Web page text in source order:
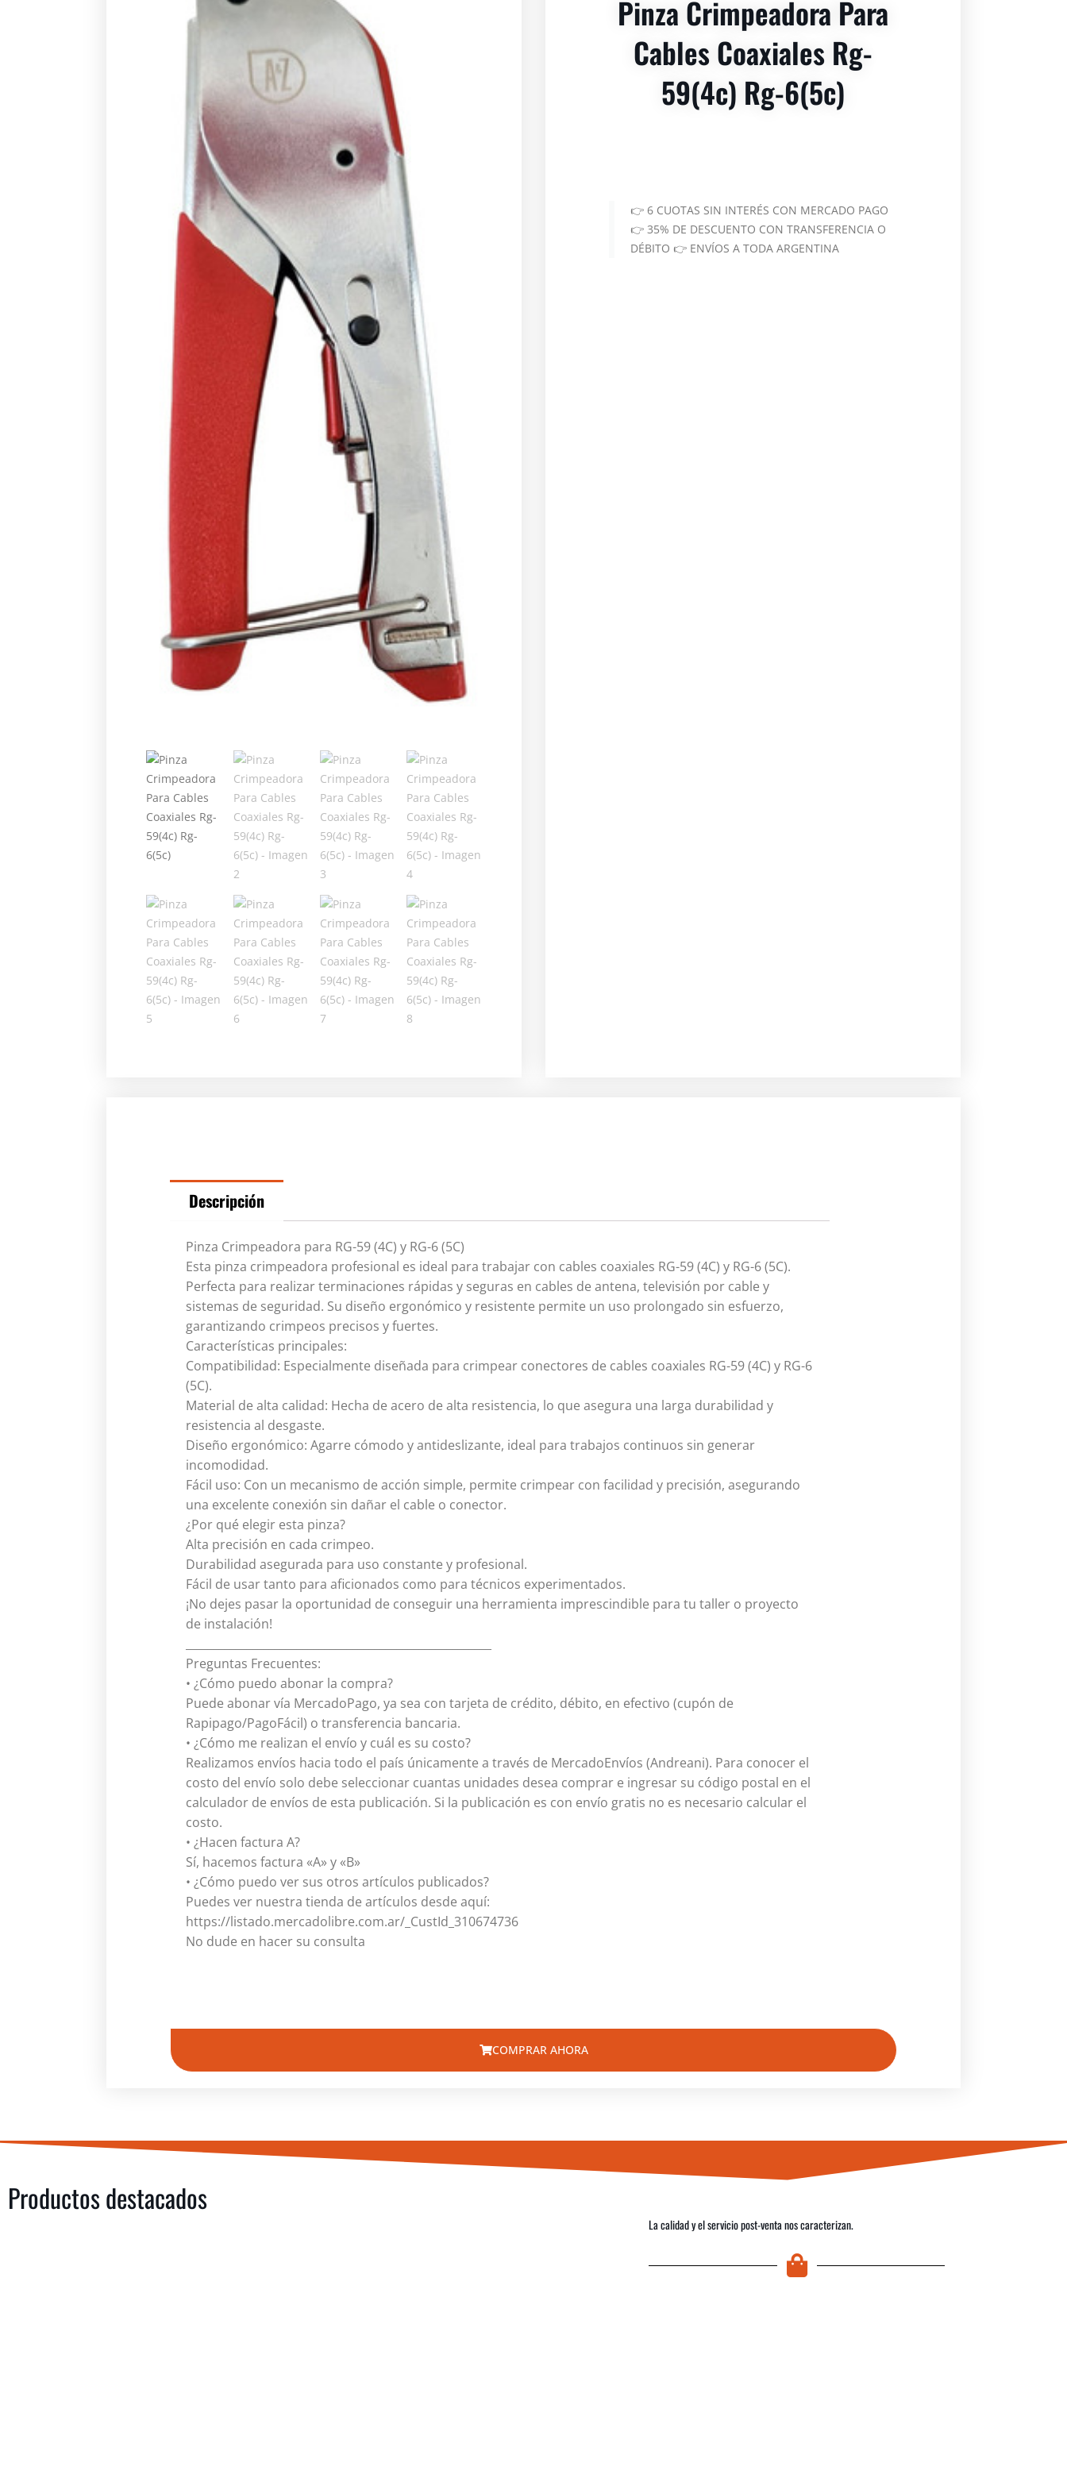
Pinza Crimpeadora Para
Cables Coaxiales Rg-
59(4c) Rg-6(5c)
👉 6 CUOTAS SIN INTERÉS CON MERCADO PAGO
👉 35% DE DESCUENTO CON TRANSFERENCIA O
DÉBITO 👉 ENVÍOS A TODA ARGENTINA
Descripción
Pinza Crimpeadora para RG-59 (4C) y RG-6 (5C)
Esta pinza crimpeadora profesional es ideal para trabajar con cables coaxiales RG-59 (4C) y RG-6 (5C).
Perfecta para realizar terminaciones rápidas y seguras en cables de antena, televisión por cable y
sistemas de seguridad. Su diseño ergonómico y resistente permite un uso prolongado sin esfuerzo,
garantizando crimpeos precisos y fuertes.
Características principales:
Compatibilidad: Especialmente diseñada para crimpear conectores de cables coaxiales RG-59 (4C) y RG-6
(5C).
Material de alta calidad: Hecha de acero de alta resistencia, lo que asegura una larga durabilidad y
resistencia al desgaste.
Diseño ergonómico: Agarre cómodo y antideslizante, ideal para trabajos continuos sin generar
incomodidad.
Fácil uso: Con un mecanismo de acción simple, permite crimpear con facilidad y precisión, asegurando
una excelente conexión sin dañar el cable o conector.
¿Por qué elegir esta pinza?
Alta precisión en cada crimpeo.
Durabilidad asegurada para uso constante y profesional.
Fácil de usar tanto para aficionados como para técnicos experimentados.
¡No dejes pasar la oportunidad de conseguir una herramienta imprescindible para tu taller o proyecto
de instalación!
Preguntas Frecuentes:
• ¿Cómo puedo abonar la compra?
Puede abonar vía MercadoPago, ya sea con tarjeta de crédito, débito, en efectivo (cupón de
Rapipago/PagoFácil) o transferencia bancaria.
• ¿Cómo me realizan el envío y cuál es su costo?
Realizamos envíos hacia todo el país únicamente a través de MercadoEnvíos (Andreani). Para conocer el
costo del envío solo debe seleccionar cuantas unidades desea comprar e ingresar su código postal en el
calculador de envíos de esta publicación. Si la publicación es con envío gratis no es necesario calcular el
costo.
• ¿Hacen factura A?
Sí, hacemos factura «A» y «B»
• ¿Cómo puedo ver sus otros artículos publicados?
Puedes ver nuestra tienda de artículos desde aquí:
https://listado.mercadolibre.com.ar/_CustId_310674736
No dude en hacer su consulta
COMPRAR AHORA
Productos destacados
La calidad y el servicio post-venta nos caracterizan.